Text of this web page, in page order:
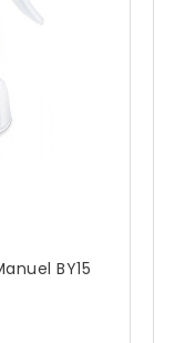
BY15